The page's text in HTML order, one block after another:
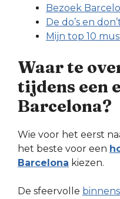
Bezoek
De do’s en
Mijn top 10
Waar te
tijdens een
Barcelona?
Wie voor het eerst
het beste voor een
Barcelona kiezen.
De sfeervolle